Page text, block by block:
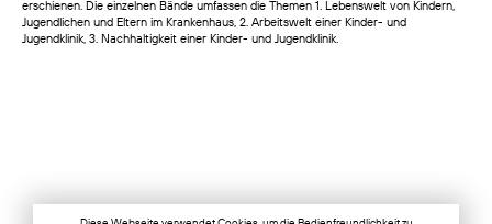
erschienen. Die einzelnen Bände umfassen die Themen 1. Lebenswelt von Kindern,
Jugendlichen und Eltern im Krankenhaus, 2. Arbeitswelt einer Kinder- und
Jugendklinik, 3. Nachhaltigkeit einer Kinder- und Jugendklinik.